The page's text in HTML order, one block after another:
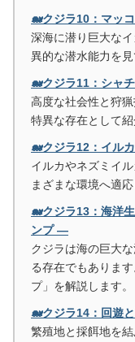
🐋クジラ10：マッ
深海に潜り巨大な
異的な潜水能力を見
🐋クジラ11：シャ
高度な社会性と狩
特異な存在として紹
🐋クジラ12：イル
イルカやネズミイ
まざまな環境へ適
🐋クジラ13：海洋
ンプ ―
クジラは海の巨大
る存在でもありま
プ」を解説します。
🐋クジラ14：回遊
繁殖地と採餌地を